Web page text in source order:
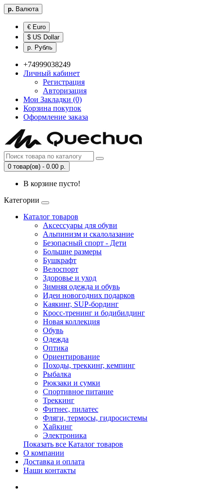
р. Валюта
€ Euro
$ US Dollar
р. Рубль
+74999038249
Личный кабинет
Регистрация
Авторизация
Мои Закладки (0)
Корзина покупок
Оформление заказа
0 товар(ов) - 0.00 р.
В корзине пусто!
Категории
Каталог товаров
Аксессуары для обуви
Альпинизм и скалолазание
Безопасный спорт - Дети
Большие размеры
Бушкрафт
Велоспорт
Здоровье и уход
Зимняя одежда и обувь
Идеи новогодних подарков
Каякинг, SUP-бординг
Кросс-тренинг и бодибилдинг
Новая коллекция
Обувь
Одежда
Оптика
Ориентирование
Походы, треккинг, кемпинг
Рыбалка
Рюкзаки и сумки
Спортивное питание
Треккинг
Фитнес, пилатес
Фляги, термосы, гидросистемы
Хайкинг
Электроника
Показать все Каталог товаров
О компании
Доставка и оплата
Наши контакты